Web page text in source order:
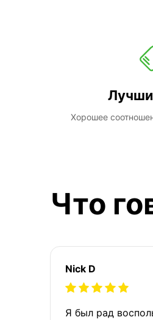
Хорошее
Что
Nick D
Я был рад